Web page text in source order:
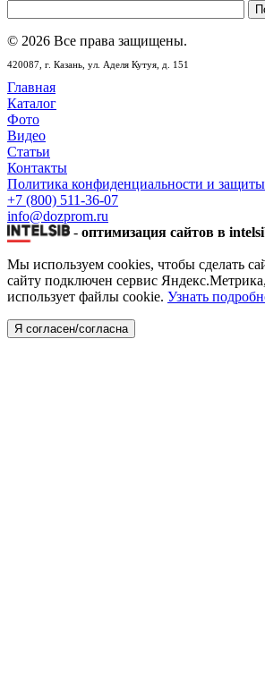
© 2026 Все права защищены.
420087, г. Казань, ул. Аделя Кутуя, д. 151
Главная
Каталог
Фото
Видео
Статьи
Контакты
Политика конфиденциальности и
+7 (800) 511-36-07
info@dozprom.ru
- оптимизация сайтов в
Мы используем cookies, чтобы сделать
сайту подключен сервис
использует файлы cookie. Узнать
Я согласен/согласна